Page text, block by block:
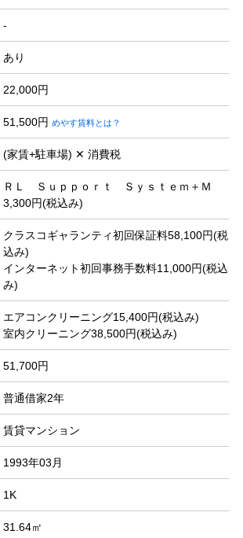
-
あり
22,000円
51,500円 めやす賃料とは？
(家賃+駐車場) ✕ 消費税
ＲＬ Ｓｕｐｐｏｒｔ Ｓｙｓｔｅｍ＋Ｍ
3,300円(税込み)
クラスコギャランティ初回保証料58,100円(税
込み)
インターネット初回事務手数料11,000円(税込
み)
エアコンクリーニング15,400円(税込み)
室内クリーニング38,500円(税込み)
51,700円
普通借家2年
賃貸マンション
1993年03月
1K
31.64㎡